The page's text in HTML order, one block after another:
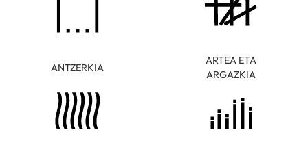
ANTZERKIA
ARTEA ETA
ARGAZKIA